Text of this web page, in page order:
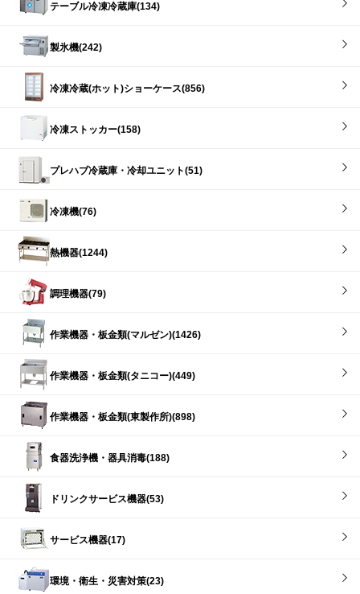
テーブル冷凍冷蔵庫(134)
製氷機(242)
冷凍冷蔵(ホット)ショーケース(856)
冷凍ストッカー(158)
プレハブ冷蔵庫・冷却ユニット(51)
冷凍機(76)
熱機器(1244)
調理機器(79)
作業機器・板金類(マルゼン)(1426)
作業機器・板金類(タニコー)(449)
作業機器・板金類(東製作所)(898)
食器洗浄機・器具消毒(188)
ドリンクサービス機器(53)
サービス機器(17)
環境・衛生・災害対策(23)